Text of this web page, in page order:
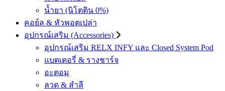
น้ำยา (นิโตติน 0%)
คอย์ล & หัวพอตเปล่า
อุปกรณ์เสริม (Accessories)
อุปกรณ์เสริม RELX INFY และ Closed System Pod
แบตเตอรี่ & รางชาร์จ
อะตอม
ลวด ​& สำลี